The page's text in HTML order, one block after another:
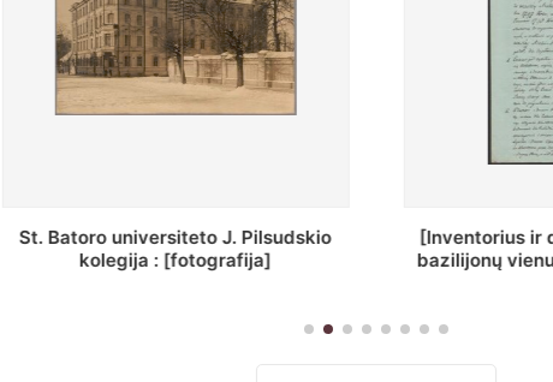
[Inventorius ir duomenys apie Selcų
bazilijonų vienuolyną, Rečycos pav.]
„Wiadomośc